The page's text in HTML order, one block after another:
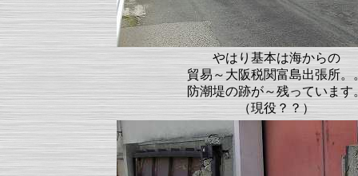
やはり基本は海からの
貿易～大阪税関富島出張所。
防潮堤の跡が～残っています
（現役？？）